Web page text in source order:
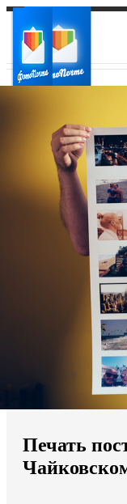
Ваш город:
Ваш регион доставки
Выберите из
Мы доставляем по
Продолжить без
Печать